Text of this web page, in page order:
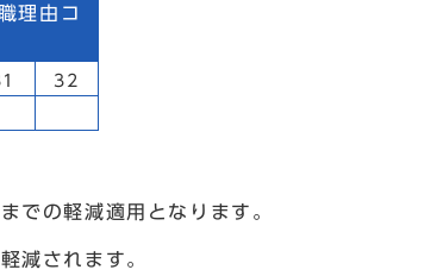
理由コ
32
での軽減適用となります。
減されます。